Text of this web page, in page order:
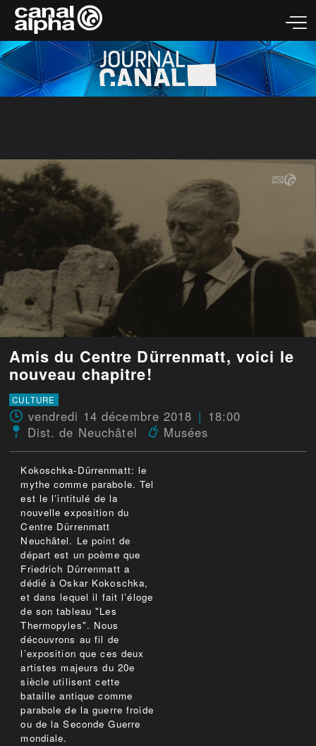
Amis du Centre Dürrenmatt, voici le
nouveau chapitre!
CULTURE
vendredi 14 décembre 2018
18:00
Dist. de Neuchâtel
Musées
Kokoschka-Dürrenmatt: le
mythe comme parabole. Tel
est le l’intitulé de la
nouvelle exposition du
Centre Dürrenmatt
Neuchâtel. Le point de
départ est un poème que
Friedrich Dürrenmatt a
dédié à Oskar Kokoschka,
et dans lequel il fait l’éloge
de son tableau "Les
Thermopyles". Nous
découvrons au fil de
l’exposition que ces deux
artistes majeurs du 20e
siècle utilisent cette
bataille antique comme
parabole de la guerre froide
ou de la Seconde Guerre
mondiale.